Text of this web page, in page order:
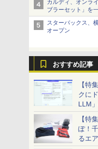
カルディ、オンラ
ブラーセット」を
当選無効分
スターバックス、
オープン
おすすめ記事
【特
クに
LLM
【特
ぽ！
るエ